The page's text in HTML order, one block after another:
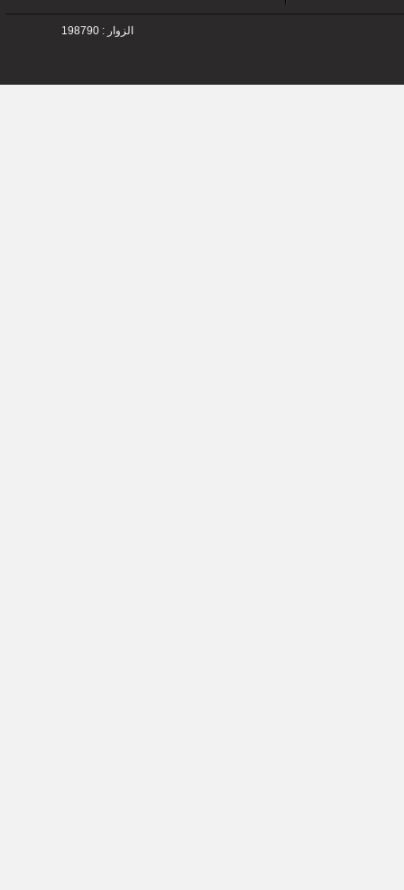
الزوار : 198790